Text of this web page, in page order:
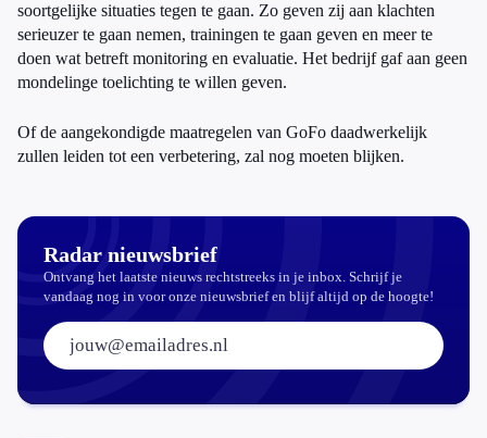
soortgelijke situaties tegen te gaan. Zo geven zij aan klachten
serieuzer te gaan nemen, trainingen te gaan geven en meer te
doen wat betreft monitoring en evaluatie. Het bedrijf gaf aan geen
mondelinge toelichting te willen geven.
Of de aangekondigde maatregelen van GoFo daadwerkelijk
zullen leiden tot een verbetering, zal nog moeten blijken.
Radar nieuwsbrief
Ontvang het laatste nieuws rechtstreeks in je inbox. Schrijf je
vandaag nog in voor onze nieuwsbrief en blijf altijd op de hoogte!
E-mailadres: